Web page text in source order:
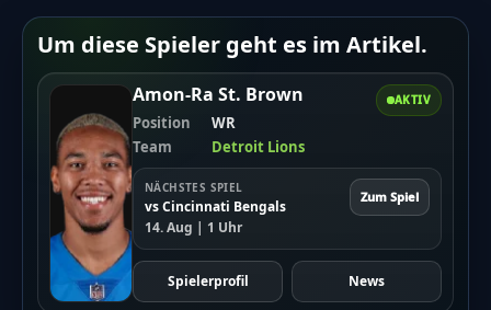
Um diese Spieler geht es im Artikel.
AKTIV
Amon-Ra St. Brown
Position
WR
Team
Detroit Lions
NÄCHSTES SPIEL
vs Cincinnati Bengals
14. Aug | 1 Uhr
Zum Spiel
Spielerprofil News